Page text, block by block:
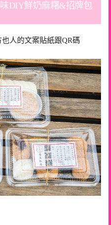
DIY鮮奶麻糬&招牌包
人的文案貼紙跟QR碼